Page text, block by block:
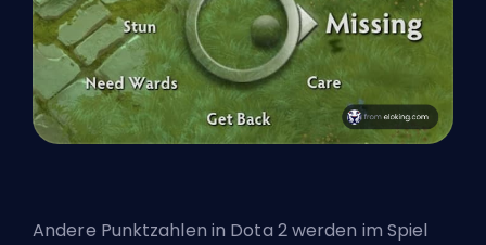
Andere Punktzahlen in Dota 2 werden im Spiel